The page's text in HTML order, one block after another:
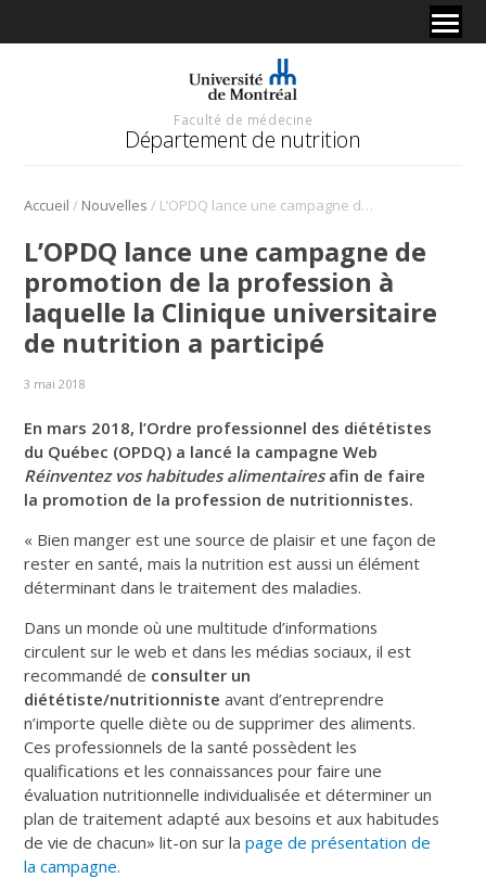
Faculté de médecine
Département de nutrition
Accueil / Nouvelles / L’OPDQ lance une campagne de promotion de la profession à laquelle la Clinique universitaire de nutrition a participé
L’OPDQ lance une campagne de
promotion de la profession à
laquelle la Clinique universitaire
de nutrition a participé
3 mai 2018
En mars 2018, l’Ordre professionnel des diététistes
du Québec (OPDQ) a lancé la campagne Web
Réinventez vos habitudes alimentairesafin de faire
la promotion de la profession de nutritionnistes.
« Bien manger est une source de plaisir et une façon de
rester en santé, mais la nutrition est aussi un élément
déterminant dans le traitement des maladies.
Dans un monde où une multitude d’informations
circulent sur le web et dans les médias sociaux, il est
recommandé de consulter un
diététiste/nutritionniste avant d’entreprendre
n’importe quelle diète ou de supprimer des aliments.
Ces professionnels de la santé possèdent les
qualifications et les connaissances pour faire une
évaluation nutritionnelle individualisée et déterminer un
plan de traitement adapté aux besoins et aux habitudes
de vie de chacun» lit-on sur lapage de présentation de
la campagne.